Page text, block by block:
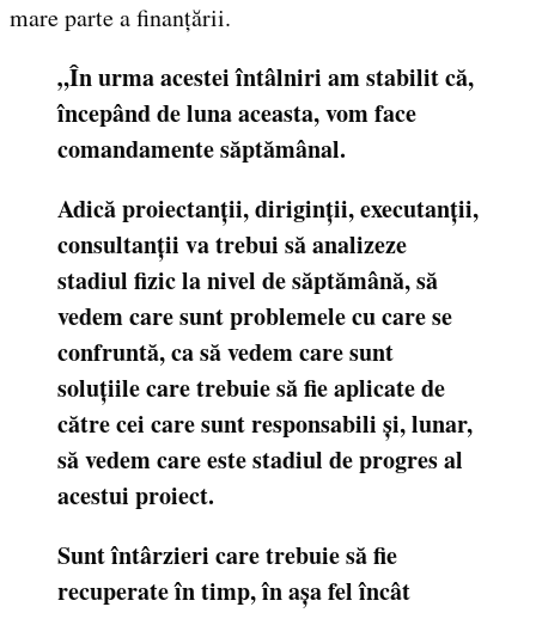
mare parte a finanțării.
„În urma acestei întâlniri am stabilit că,
începând de luna aceasta, vom face
comandamente săptămânal.
Adică proiectanții, diriginții, executanții,
consultanții va trebui să analizeze
stadiul fizic la nivel de săptămână, să
vedem care sunt problemele cu care se
confruntă, ca să vedem care sunt
soluțiile care trebuie să fie aplicate de
către cei care sunt responsabili și, lunar,
să vedem care este stadiul de progres al
acestui proiect.
Sunt întârzieri care trebuie să fie
recuperate în timp, în așa fel încât